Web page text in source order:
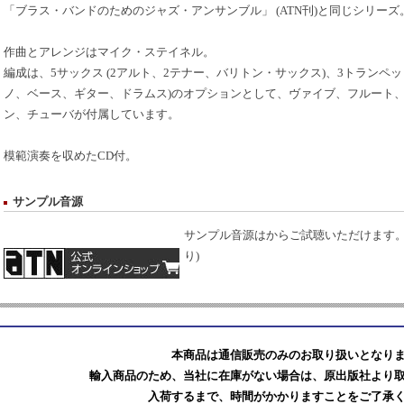
「ブラス・バンドのためのジャズ・アンサンブル」 (ATN刊)と同じシリーズ
作曲とアレンジはマイク・ステイネル。
編成は、5サックス (2アルト、2テナー、バリトン・サックス)、3トランペ
ノ、ベース、ギター、ドラムス)のオプションとして、ヴァイブ、フルート
ン、チューバが付属しています。
模範演奏を収めたCD付。
サンプル音源
サンプル音源はからご試聴いただけます
り)
本商品は通信販売のみのお取り扱いとなり
輸入商品のため、当社に在庫がない場合は、原出版社より
入荷するまで、時間がかかりますことをご了承